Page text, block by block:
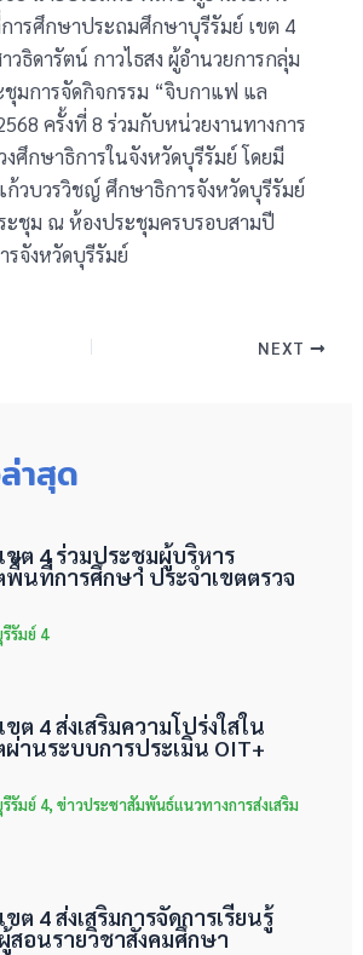
ารศึกษาประถมศึกษาบุรีรัมย์ เขต 4
ธิดารัตน์ กาวไธสง ผู้อำนวยการกลุ่ม
ชุมการจัดกิจกรรม “จิบกาแฟ แล
ครั้งที่ 8 ร่วมกับหน่วยงานทางการ
ศึกษาธิการในจังหวัดบุรีรัมย์ โดยมี
วบวรวิชญ์ ศึกษาธิการจังหวัดบุรีรัมย์
ะชุม ณ ห้องประชุมครบรอบสามปี
จังหวัดบุรีรัมย์
NEXT
าสุด
ขต 4 ร่วมประชุมผู้บริหาร
พื้นที่การศึกษา ประจำเขตตรวจ
รัมย์ 4
ต 4 ส่งเสริมความโปร่งใสใน
านระบบการประเมิน OIT+
รัมย์ 4, ข่าวประชาสัมพันธ์แนวทางการส่งเสริม
ต 4 ส่งเสริมการจัดการเรียนรู้
สอนรายวิชาสังคมศึกษา